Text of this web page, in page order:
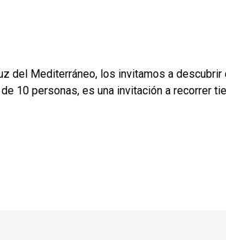
del Mediterráneo, los invitamos a descubrir
10 personas, es una invitación a recorrer